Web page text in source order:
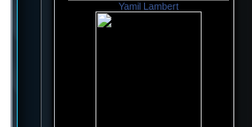
Yamil Lambert